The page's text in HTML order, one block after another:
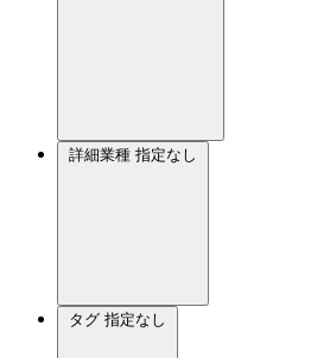
詳細業種 指定なし
タグ 指定なし